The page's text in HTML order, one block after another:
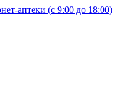
аптеки (с 9:00 до 18:00)